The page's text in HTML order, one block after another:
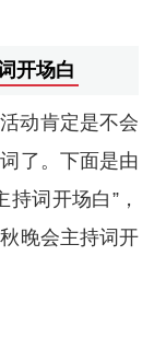
开场白
动肯定是不会
了。下面是由
词开场白”，
晚会主持词开